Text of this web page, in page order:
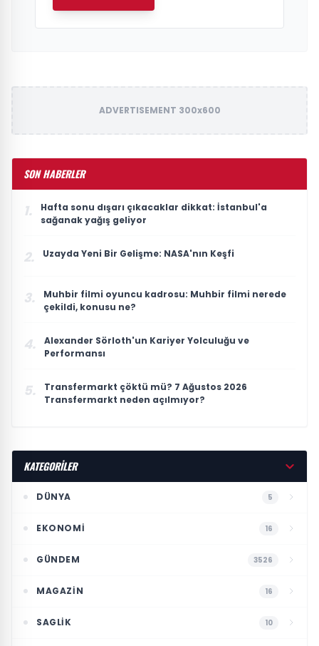
ADVERTISEMENT 300x600
SON HABERLER
1.
Hafta sonu dışarı çıkacaklar dikkat: İstanbul'a
sağanak yağış geliyor
2. Uzayda Yeni Bir Gelişme: NASA'nın Keşfi
3.
Muhbir filmi oyuncu kadrosu: Muhbir filmi nerede
çekildi, konusu ne?
4.
Alexander Sörloth'un Kariyer Yolculuğu ve
Performansı
5.
Transfermarkt çöktü mü? 7 Ağustos 2026
Transfermarkt neden açılmıyor?
KATEGORİLER
DÜNYA 5
EKONOMI 16
GÜNDEM 3526
MAGAZIN 16
SAGLIK 10